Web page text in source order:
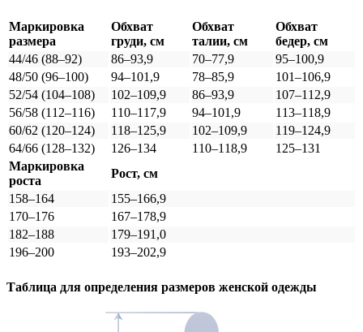
Маркировка
размера
Обхват
груди, см
Обхват
талии, см
Обхват
бедер, см
44/46 (88–92)
86–93,9 70–77,9
95–100,9
48/50 (96–100)
94–101,9 78–85,9
101–106,9
52/54 (104–108)
102–109,9 86–93,9
107–112,9
56/58 (112–116)
110–117,9 94–101,9
113–118,9
60/62 (120–124)
118–125,9 102–109,9
119–124,9
64/66 (128–132)
126–134 110–118,9
125–131
Маркировка
роста
Рост, см
158–164
155–166,9
170–176
167–178,9
182–188
179–191,0
196–200
193–202,9
Таблица для определения размеров женской одежды